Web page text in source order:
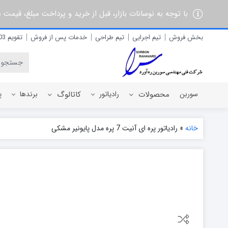
با توجه به نوسانات بازار، قبل از خرید و پرداخت مبلغ،
بخش فروش تیم اجرایی تیم طراحی خدمات پس از فروش تقویم 1403
سوربن محصولات رادیاتور کاتالوگ برندها
خانه» رادیاتور پره ای آنیت 7 پره مدل پایونیر مشکی